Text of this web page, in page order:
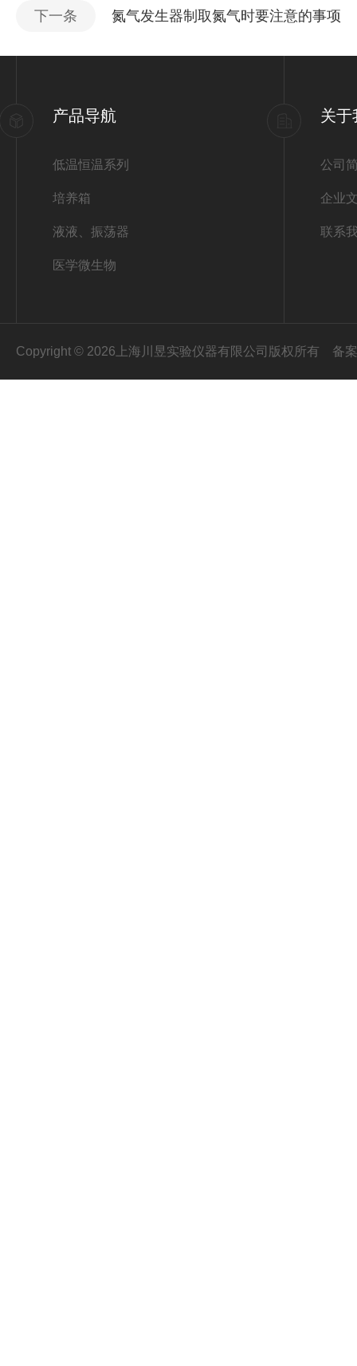
下一条 氮气发生器制取氮气时要注意的事项
产品导航
低温恒温系列
培养箱
液液、振荡器
医学微生物
关于
公司
企业
联系
Copyright © 2026上海川昱实验仪器有限公司版权所有 备